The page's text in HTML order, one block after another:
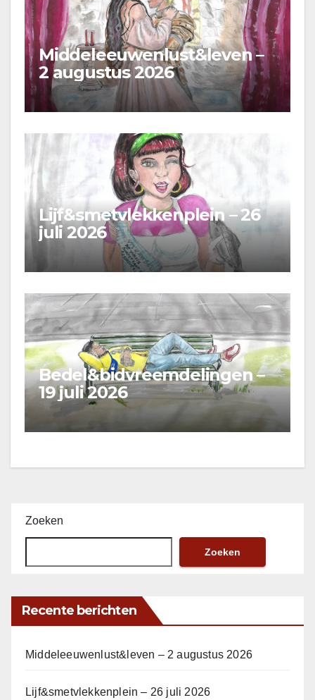
Middeleeuwenlust&leven –
2 augustus 2026
Lijf&smetvlekkenplein – 26
juli 2026
Bedel&bidvreemdelingen –
19 juli 2026
Zoeken
Zoeken
Recente berichten
Middeleeuwenlust&leven – 2 augustus 2026
Lijf&smetvlekkenplein – 26 juli 2026